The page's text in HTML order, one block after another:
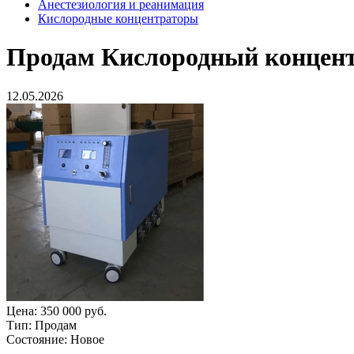
Анестезиология и реанимация
Кислородные концентраторы
Продам Кислородный
12.05.2026
Цена: 350 000 руб.
Тип: Продам
Состояние: Новое